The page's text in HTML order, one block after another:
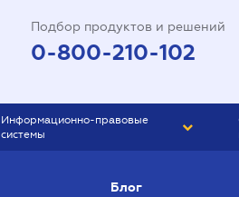
Подбор продуктов и решений
0-800-210-102
Информационно-правовые
системы
Блог